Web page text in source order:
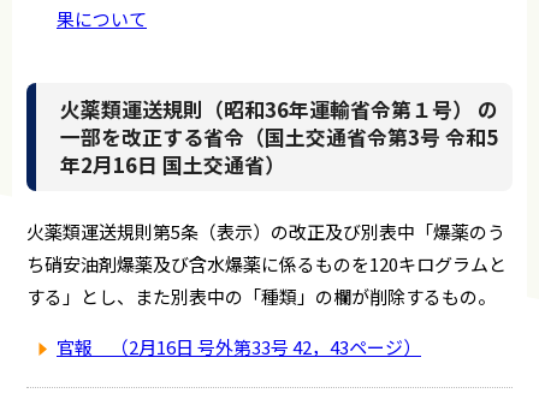
果について
火薬類運送規則（昭和36年運輸省令第１号） の
一部を改正する省令（国土交通省令第3号 令和5
年2月16日 国土交通省）
火薬類運送規則第5条（表示）の改正及び別表中「爆薬のう
ち硝安油剤爆薬及び含水爆薬に係るものを120キログラムと
する」とし、また別表中の「種類」の欄が削除するもの。
官報 （2月16日 号外第33号 42，43ページ）